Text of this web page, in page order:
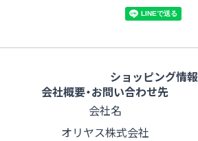
ショッピング情報
会社概要・お問い合わせ先
会社名
オリヤス株式会社